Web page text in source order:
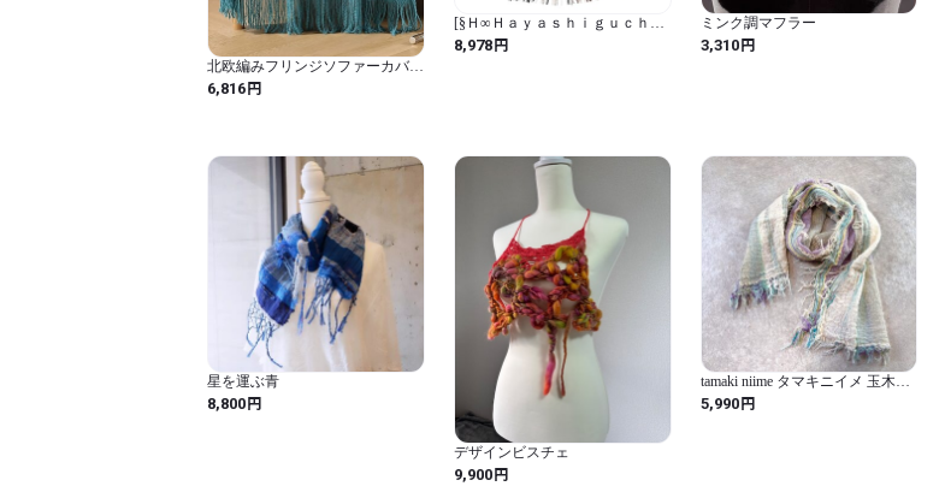
北欧編みフリンジソファーカバー
／マルチカバー a
6,816円
[§Ｈ∞Ｈａｙａｓｈｉｇｕｃｈｉ]
[ハヤシグチ] カシミヤ カシミア
マフラー 100% フリンジデザイン
8,978円
ミンク調マフラー
3,310円
星を運ぶ青
8,800円
デザインビスチェ
9,900円
tamaki niime タマキニイメ 玉木新
雌 播州織 ストール 一点物 マルチ
カラー
5,990円